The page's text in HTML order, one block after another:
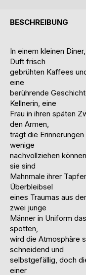
BESCHREIBUNG
In einem kleinen
Duft frisch
gebrühten Kaffees
eine
berührende
Kellnerin, eine
Frau in ihren späten
den Armen,
trägt die
wenige
nachvollziehen
sie sind
Mahnmale ihrer
Überbleibsel
eines Traumas aus
zwei junge
Männer in Uniform
spotten,
wird die Atmosphäre
schneidend und
selbstgefällig, doch
einer